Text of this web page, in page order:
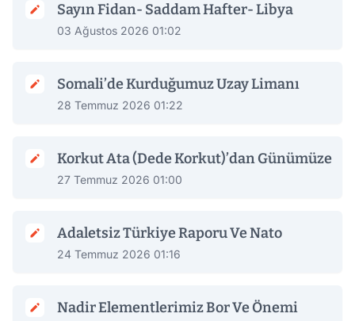
Sayın Fidan- Saddam Hafter- Libya
03 Ağustos 2026 01:02
Somali’de Kurduğumuz Uzay Limanı
28 Temmuz 2026 01:22
Korkut Ata (Dede Korkut)’dan Günümüze
27 Temmuz 2026 01:00
Adaletsiz Türkiye Raporu Ve Nato
24 Temmuz 2026 01:16
Nadir Elementlerimiz Bor Ve Önemi